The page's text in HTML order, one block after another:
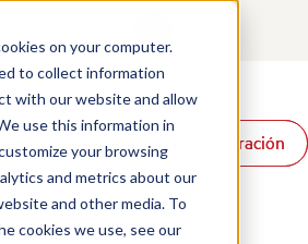
on your computer.
to collect information
with our website and allow
use this information in
your browsing
and metrics about our
and other media. To
cookies we use, see our
Productos
Soluciones
Recursos
Reservar una demostración
Reservar una demostración
Challenges Solutions